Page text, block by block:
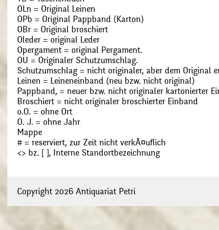
OLn = Original Leinen
OPb = Original Pappband (Karton)
OBr = Original broschiert
Oleder = original Leder
Opergament = original Pergament.
OU = Originaler Schutzumschlag.
Schutzumschlag = nicht originaler, aber dem Original
Leinen = Leineneinband (neu bzw. nicht original)
Pappband, = neuer bzw. nicht originaler kartonierter
Broschiert = nicht originaler broschierter Einband
o.O. = ohne Ort
O. J. = ohne Jahr
Mappe
# = reserviert, zur Zeit nicht verkÃ¤uflich
<> bz. [ ], Interne Standortbezeichnung
Copyright 2026 Antiquariat Petri